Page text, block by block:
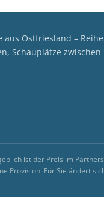
Ostfriesland –
Schauplätze zwischen
ist der Preis im
Provision. Für Sie ändert